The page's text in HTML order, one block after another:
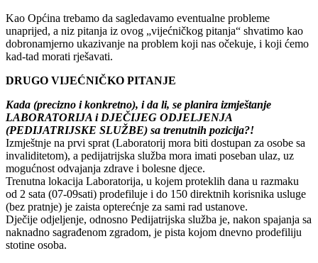
Kao Općina trebamo da sagledavamo eventualne probleme
unaprijed, a niz pitanja iz ovog „vijećničkog pitanja“ shvatimo kao
dobronamjerno ukazivanje na problem koji nas očekuje, i koji ćemo
kad-tad morati rješavati.
DRUGO VIJEĆNIČKO PITANJE
Kada (precizno i konkretno), i da li, se planira izmještanje
LABORATORIJA i DJEČIJEG ODJELJENJA
(PEDIJATRIJSKE SLUŽBE) sa trenutnih pozicija?!
Izmještnje na prvi sprat (Laboratorij mora biti dostupan za osobe sa
invaliditetom), a pedijatrijska služba mora imati poseban ulaz, uz
mogućnost odvajanja zdrave i bolesne djece.
Trenutna lokacija Laboratorija, u kojem proteklih dana u razmaku
od 2 sata (07-09sati) prodefiluje i do 150 direktnih korisnika usluge
(bez pratnje) je zaista opterećnje za sami rad ustanove.
Dječije odjeljenje, odnosno Pedijatrijska služba je, nakon spajanja sa
naknadno sagrađenom zgradom, je pista kojom dnevno prodefiliju
stotine osoba.